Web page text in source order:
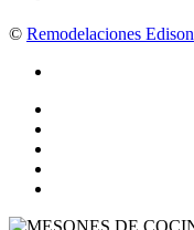
© Remodelaciones Edison